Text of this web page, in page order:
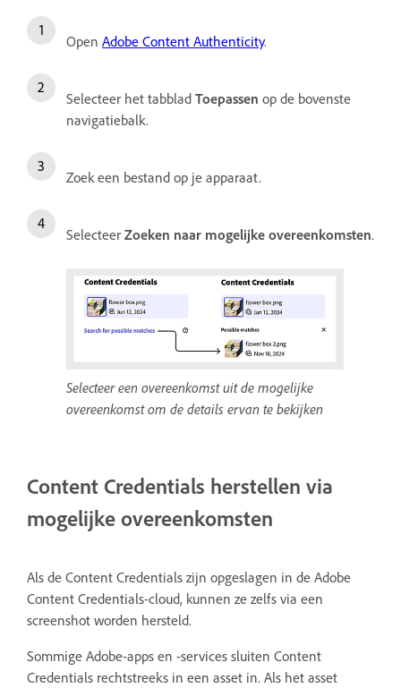
Open Adobe Content Authenticity.
Selecteer het tabblad Toepassen op de bovenste
navigatiebalk.
Zoek een bestand op je apparaat.
Selecteer Zoeken naar mogelijke overeenkomsten.
Selecteer een overeenkomst uit de mogelijke
overeenkomst om de details ervan te bekijken
Content Credentials herstellen via
mogelijke overeenkomsten
Als de Content Credentials zijn opgeslagen in de Adobe
Content Credentials-cloud, kunnen ze zelfs via een
screenshot worden hersteld.
Sommige Adobe-apps en -services sluiten Content
Credentials rechtstreeks in een asset in. Als het asset